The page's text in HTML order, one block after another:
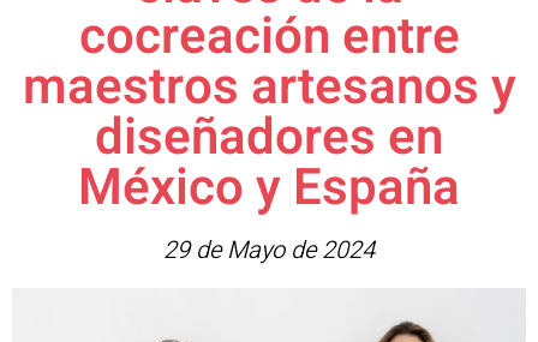
cocreación entre
maestros artesanos y
diseñadores en
México y España
29 de Mayo de 2024